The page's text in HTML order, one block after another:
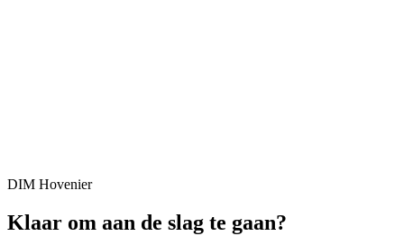
DIM Hovenier
Klaar om aan de slag te gaan?